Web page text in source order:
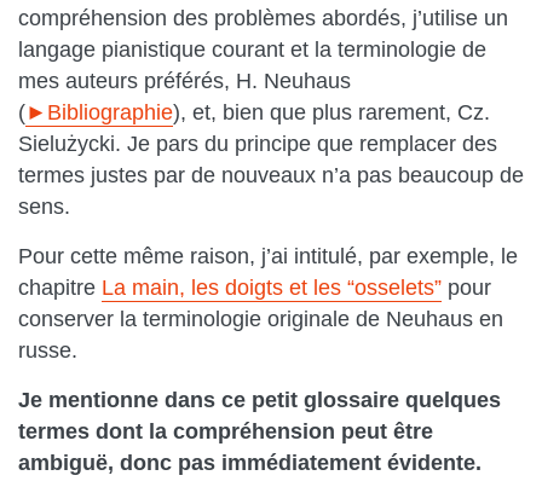
compréhension des problèmes abordés, j’utilise un
langage pianistique courant et la terminologie de
mes auteurs préférés, H. Neuhaus
(►Bibliographie), et, bien que plus rarement, Cz.
Sielużycki. Je pars du principe que remplacer des
termes justes par de nouveaux n’a pas beaucoup de
sens.
Pour cette même raison, j’ai intitulé, par exemple, le
chapitre La main, les doigts et les “osselets” pour
conserver la terminologie originale de Neuhaus en
russe.
Je mentionne dans ce petit glossaire quelques
termes dont la compréhension peut être
ambiguë, donc pas immédiatement évidente.